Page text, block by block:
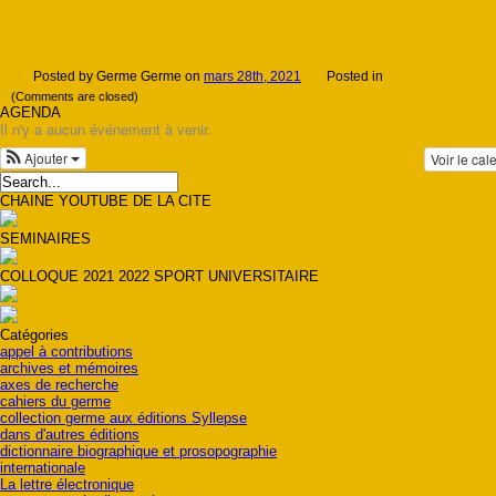
Posted by Germe Germe on mars 28th, 2021 Posted in
(Comments are closed)
AGENDA
Il n'y a aucun événement à venir.
Voir le
Ajouter
CHAINE YOUTUBE DE LA CITE
SEMINAIRES
COLLOQUE 2021 2022 SPORT UNIVERSITAIRE
Catégories
appel à contributions
archives et mémoires
axes de recherche
cahiers du germe
collection germe aux éditions Syllepse
dans d'autres éditions
dictionnaire biographique et prosopographie
internationale
La lettre électronique